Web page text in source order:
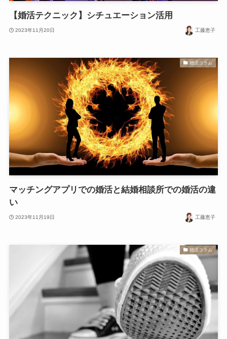
【婚活テクニック】シチュエーション活用
2023年11月20日 工藤恵子
婚活コラム
マッチングアプリでの婚活と結婚相談所での婚活の違
い
2023年11月19日 工藤恵子
婚活コラム